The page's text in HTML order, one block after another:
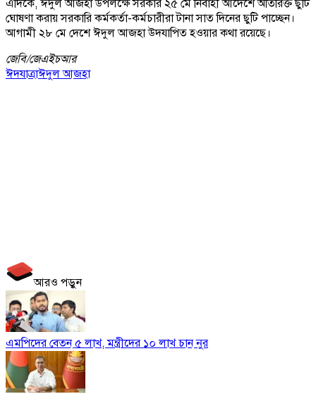
এদিকে, ঈদুল আজহা উপলক্ষে সরকার ২৫ মে নির্বাহী আদেশে অতিরিক্ত ছুটি
ঘোষণা করায় সরকারি কর্মকর্তা-কর্মচারীরা টানা সাত দিনের ছুটি পাচ্ছেন।
আগামী ২৮ মে দেশে ঈদুল আজহা উদযাপিত হওয়ার কথা রয়েছে।
জেবি/জেএইচআর
ঈদযাত্রাঈদুল আজহা
আরও পড়ুন
এমপিদের বেতন ৫ লাখ, মন্ত্রীদের ১০ লাখ চান নুর